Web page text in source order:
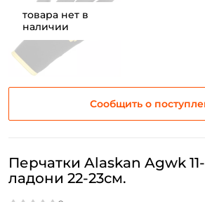
товара нет в
наличии
Сообщить о
Перчатки Alaskan Agwk
ладони 22-23см.